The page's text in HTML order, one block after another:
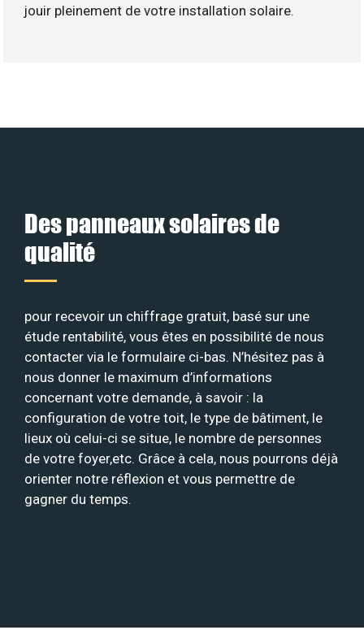
jouir pleinement de votre installation solaire.
Des panneaux solaires de
qualité
pour recevoir un chiffrage gratuit, basé sur une
étude rentabilité, vous êtes en possibilité de nous
contacter via le formulaire ci-bas. N’hésitez pas à
nous donner le maximum d’informations
concernant votre demande, à savoir : la
configuration de votre toit, le type de bâtiment, le
lieux où celui-ci se situe, le nombre de personnes
de votre foyer,etc. Grâce à cela, nous pourrons déjà
orienter notre réflexion et vous permettre de
gagner du temps.